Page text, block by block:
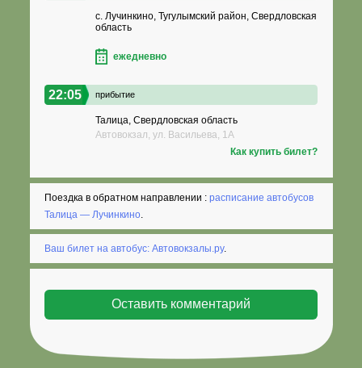
с. Лучинкино, Тугулымский район, Свердловская
область
ежедневно
22:05 прибытие
Талица, Свердловская область
Автовокзал, ул. Васильева, 1А
Как купить билет?
Поездка в обратном направлении :расписание автобусов
Талица — Лучинкино
Ваш билет на автобус: Автовокзалы.ру.